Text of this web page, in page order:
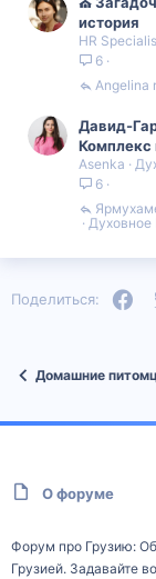
соревнованиях и
уникальные
выразительного
стройные
элегантность.
Итак, "Коты-
красивыми
Несмотря на
людей по всему
история
HR
6
Angelina
Давид-
Asenka
6
Духовное
Поделиться:
Домашние
О форуме
Форум про Грузию:
Грузией. Задавайте